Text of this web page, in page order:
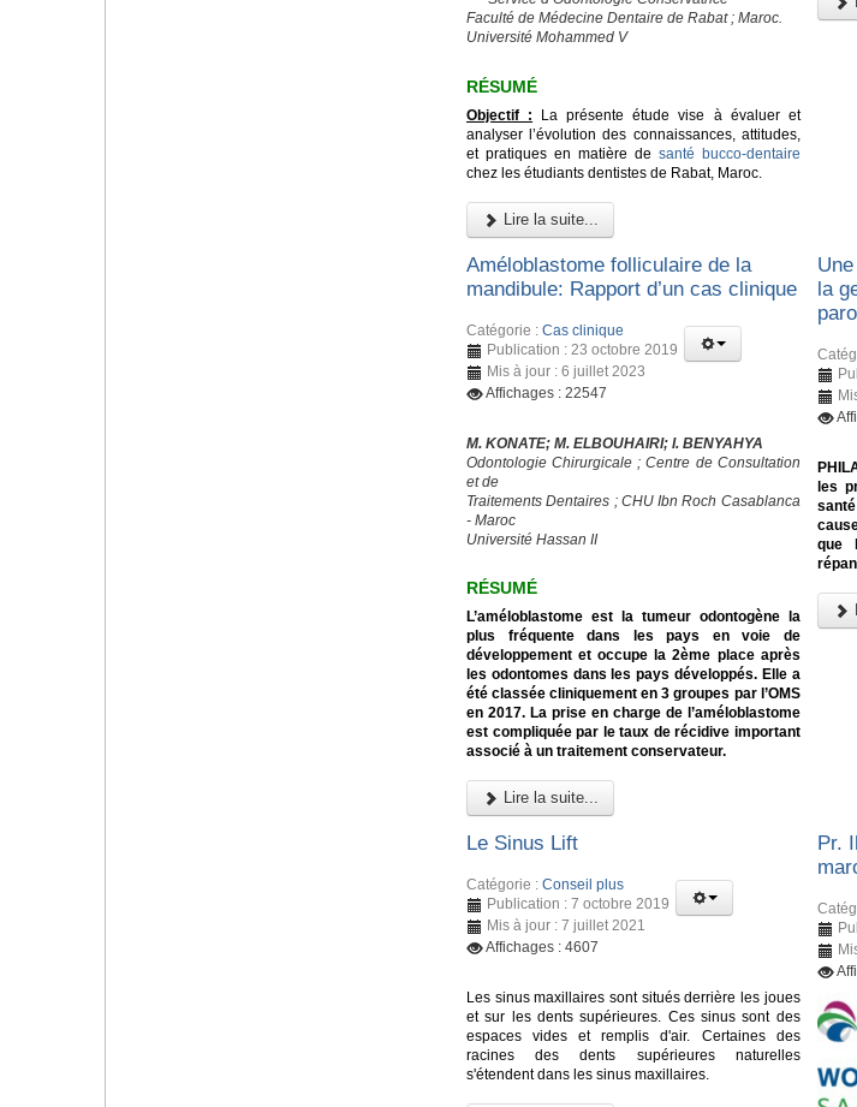
Faculté de Médecine Dentaire de Rabat ; Maroc.
Université Mohammed V
RÉSUMÉ
Objectif : La présente étude vise à évaluer et
analyser l’évolution des connaissances, attitudes,
et pratiques en matière de santé bucco-dentaire
chez les étudiants dentistes de Rabat, Maroc.
Lire la suite...
Améloblastome folliculaire de la
mandibule: Rapport d’un cas clinique
Catégorie : Cas clinique
Publication : 23 octobre 2019
Mis à jour : 6 juillet 2023
Affichages : 22547
M. KONATE; M. ELBOUHAIRI; I. BENYAHYA
Odontologie Chirurgicale ; Centre de Consultation
et de
Traitements Dentaires ; CHU Ibn Roch Casablanca
- Maroc
Université Hassan II
RÉSUMÉ
L’améloblastome est la tumeur odontogène la
plus fréquente dans les pays en voie de
développement et occupe la 2ème place après
les odontomes dans les pays développés. Elle a
été classée cliniquement en 3 groupes par l’OMS
en 2017. La prise en charge de l’améloblastome
est compliquée par le taux de récidive important
associé à un traitement conservateur.
Lire la suite...
la
les
que
Le Sinus Lift
Catégorie : Conseil plus
Publication : 7 octobre 2019
Mis à jour : 7 juillet 2021
Affichages : 4607
Les sinus maxillaires sont situés derrière les joues
et sur les dents supérieures. Ces sinus sont des
espaces vides et remplis d'air. Certaines des
racines des dents supérieures naturelles
s'étendent dans les sinus maxillaires.
Pr.